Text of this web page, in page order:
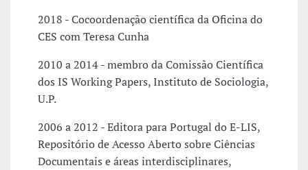
2018 - Cocoordenação científica da Oficina do
CES com Teresa Cunha
2010 a 2014 - membro da Comissão Científica
dos IS Working Papers, Instituto de Sociologia,
U.P.
2006 a 2012 - Editora para Portugal do E-LIS,
Repositório de Acesso Aberto sobre Ciências
Documentais e áreas interdisciplinares,